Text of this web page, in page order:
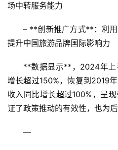
场中转服务能力
– **创新推广方式**：利用
提升中国旅游品牌国际影响力
**数据显示**，2024年上
增长超过150%，恢复到2019
收入同比增长超过100%，呈
证了政策推动的有效性，也为
—